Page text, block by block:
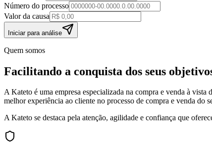
Número do processo
Valor da causa
Iniciar para análise
Quem somos
Facilitando a conquista dos seus
A Kateto é uma empresa especializada na compra e venda à
melhor experiência ao cliente no processo de compra e venda do
A Kateto se destaca pela atenção, agilidade e confiança que